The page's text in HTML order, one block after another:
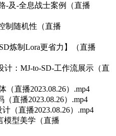
-及-全息战士案例（直播
制随机性（直播
炼制Lora更省力】（直播
计：MJ-to-SD-工作流展示（直
（直播2023.08.26）.mp4
直播2023.08.26）.mp4
（直播2023.08.26）.mp4
模型美学（直播